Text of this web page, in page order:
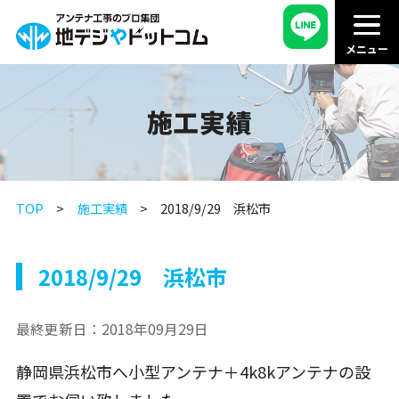
施工実績
TOP 施工実績 2018/9/29 浜松市
2018/9/29 浜松市
最終更新日： 2018年09月29日
静岡県浜松市へ小型アンテナ＋4k8kアンテナの設